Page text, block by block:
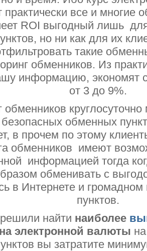
практически все и многие
ROI выгодный лишь
но ни как для их
такие
обменников. Из
информацию, экономят
от 3 до 9%.
обменников круглосуточно
обменных
в прочем по этому
обменников имеют
информацией тогда
обменивать с
в Интернете и
пунктов.
найти наиболее
электронной валюты
вы затратите